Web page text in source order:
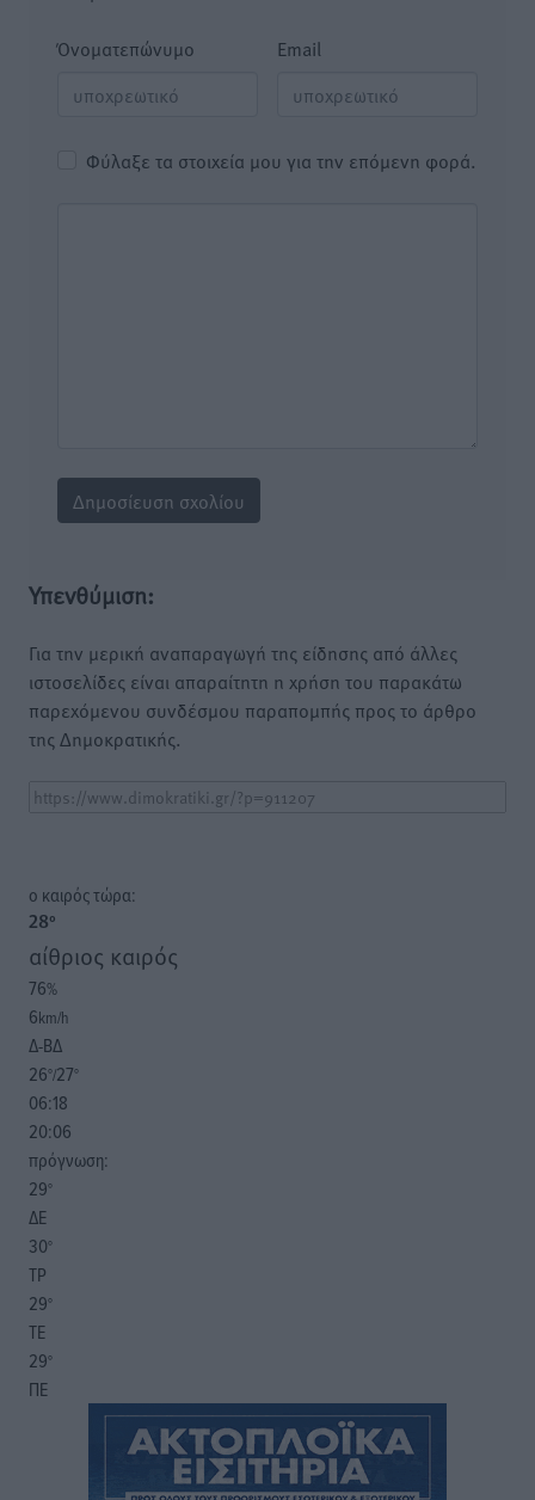
Όνοματεπώνυμο Email
Φύλαξε τα στοιχεία μου για την επόμενη φορά.
Υπενθύμιση:
Για την μερική αναπαραγωγή της είδησης από άλλες
ιστοσελίδες είναι απαραίτητη η χρήση του παρακάτω
παρεχόμενου συνδέσμου παραπομπής προς το άρθρο
της Δημοκρατικής.
o καιρός τώρα:
28°
αίθριος καιρός
76%
6km/h
Δ-ΒΔ
26°/27°
06:18
20:06
πρόγνωση:
29°
ΔΕ
30°
ΤΡ
29°
ΤΕ
29°
ΠΕ